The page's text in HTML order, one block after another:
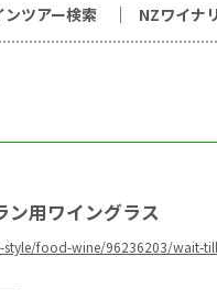
ンツアー検索 NZワイナ
ン用ワイングラス
food-wine/96236203/wait-